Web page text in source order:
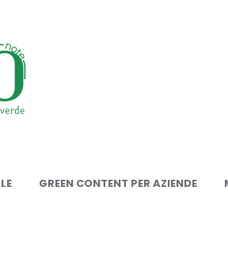
GREEN CONTENT PER AZIENDE